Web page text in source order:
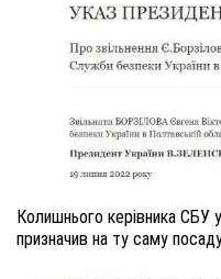
Колишнього керівника СБУ
призначив на ту саму